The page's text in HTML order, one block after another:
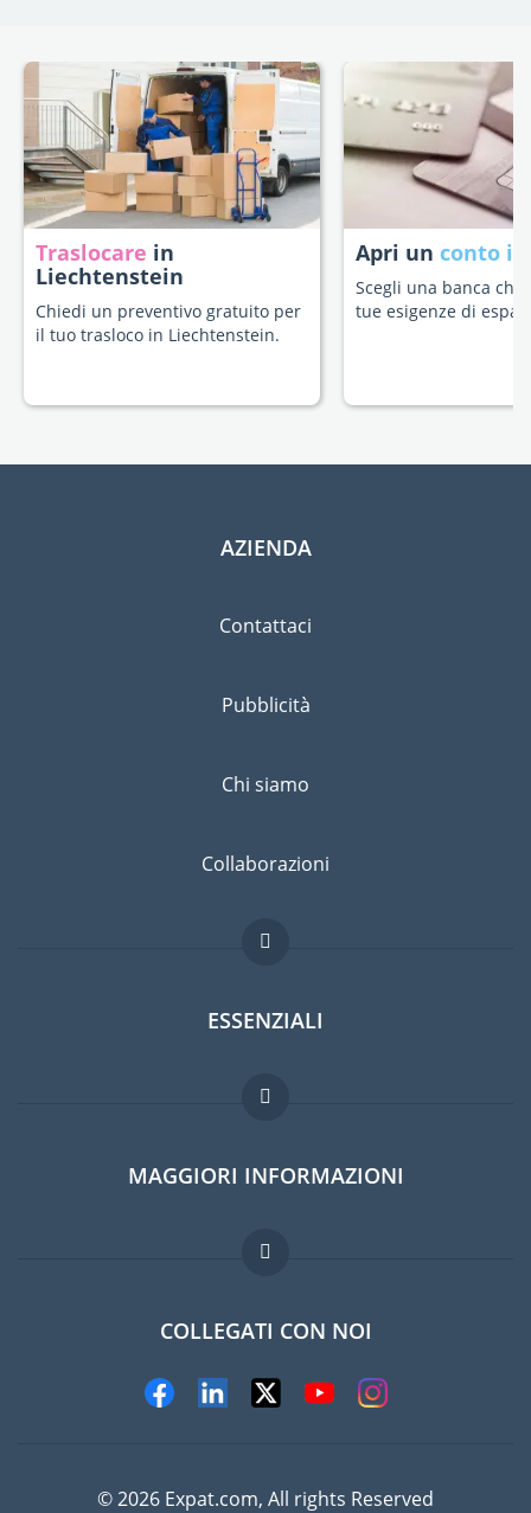
Traslocare in
Liechtenstein
Chiedi un preventivo gratuito per
il tuo trasloco in Liechtenstein.
Apri un conto
Scegli una banca che
tue esigenze di
AZIENDA
Contattaci
Pubblicità
Chi siamo
Collaborazioni
ESSENZIALI
Forum per expat
Guida per expat
Lavori all'estero
MAGGIORI INFORMAZIONI
Domande frequenti
COLLEGATI CON NOI
© 2026 Expat.com, All rights Reserved